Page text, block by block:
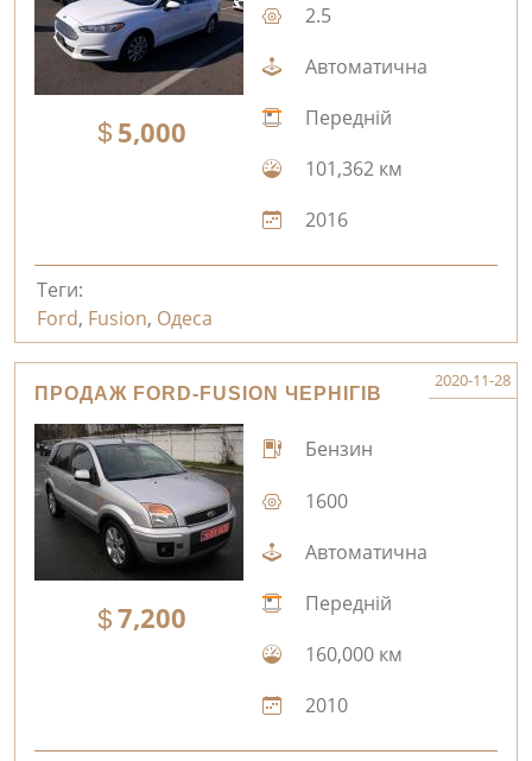
5,000
2.5
Автоматична
Передній
101,362 км
2016
Теги:
Ford, Fusion, Одеса
ПРОДАЖ FORD-FUSION ЧЕРНІГІВ
2020-11-28
7,200
Бензин
1600
Автоматична
Передній
160,000 км
2010